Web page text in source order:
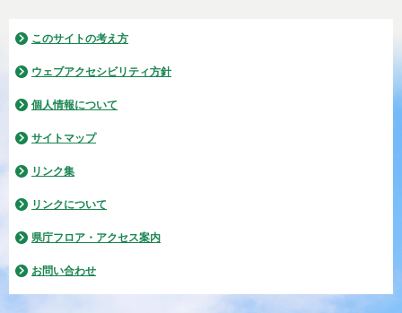
このサイトの考え方
ウェブアクセシビリティ方針
個人情報について
サイトマップ
リンク集
リンクについて
県庁フロア・アクセス案内
お問い合わせ